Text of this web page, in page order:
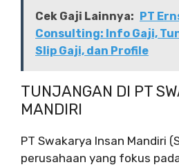
Cek Gaji Lainnya: PT
Consulting: Info Gaji,
Slip Gaji, dan Profile
TUNJANGAN DI PT
MANDIRI
PT Swakarya Insan Mandiri
perusahaan yang fokus